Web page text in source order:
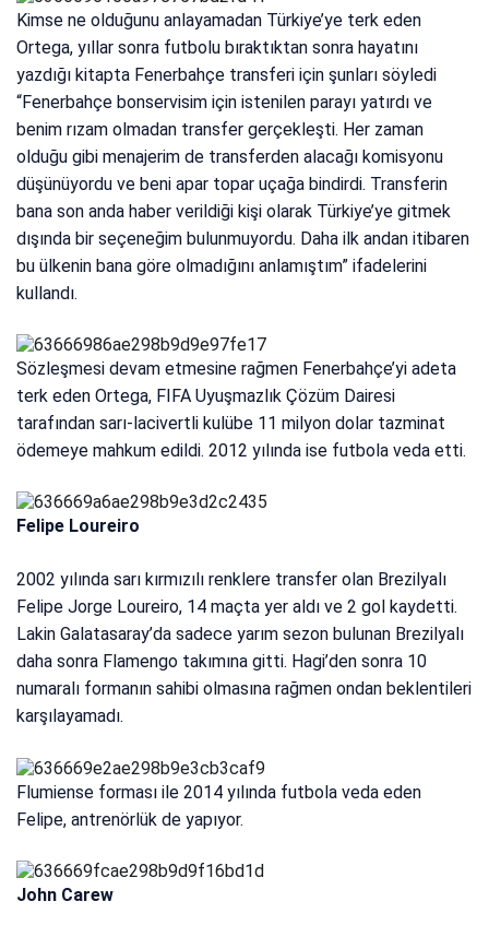
Kimse ne olduğunu anlayamadan Türkiye’ye terk eden
Ortega, yıllar sonra futbolu bıraktıktan sonra hayatını
yazdığı kitapta Fenerbahçe transferi için şunları söyledi
“Fenerbahçe bonservisim için istenilen parayı yatırdı ve
benim rızam olmadan transfer gerçekleşti. Her zaman
olduğu gibi menajerim de transferden alacağı komisyonu
düşünüyordu ve beni apar topar uçağa bindirdi. Transferin
bana son anda haber verildiği kişi olarak Türkiye’ye gitmek
dışında bir seçeneğim bulunmuyordu. Daha ilk andan itibaren
bu ülkenin bana göre olmadığını anlamıştım” ifadelerini
kullandı.
Sözleşmesi devam etmesine rağmen Fenerbahçe’yi adeta
terk eden Ortega, FIFA Uyuşmazlık Çözüm Dairesi
tarafından sarı-lacivertli kulübe 11 milyon dolar tazminat
ödemeye mahkum edildi. 2012 yılında ise futbola veda etti.
Felipe Loureiro
2002 yılında sarı kırmızılı renklere transfer olan Brezilyalı
Felipe Jorge Loureiro, 14 maçta yer aldı ve 2 gol kaydetti.
Lakin Galatasaray’da sadece yarım sezon bulunan Brezilyalı
daha sonra Flamengo takımına gitti. Hagi’den sonra 10
numaralı formanın sahibi olmasına rağmen ondan beklentileri
karşılayamadı.
Flumiense forması ile 2014 yılında futbola veda eden
Felipe, antrenörlük de yapıyor.
John Carew